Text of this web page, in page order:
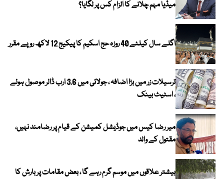
میڈیا مہم چلانے کا الزام کس پر لگایا؟
اگلے سال کیلئے 40 روزہ حج اسکیم کا پیکیج 12 لاکھ روپے مقرر
ترسیلات زر میں بڑا اضافہ ، جولائی میں 3.6 ارب ڈالر موصول ہوئے
، اسٹیٹ بینک
میر رضا کیس میں جوڈیشل کمیشن کے قیام پر رضامند نہیں،
مقتول کے والد
بیشتر علاقوں میں موسم گرم رہے گا ، بعض مقامات پر بارش کا